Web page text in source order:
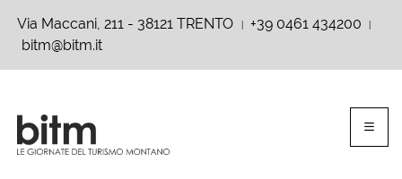
Via Maccani, 211 - 38121 TRENTO +39 0461 434200
bitm@bitm.it